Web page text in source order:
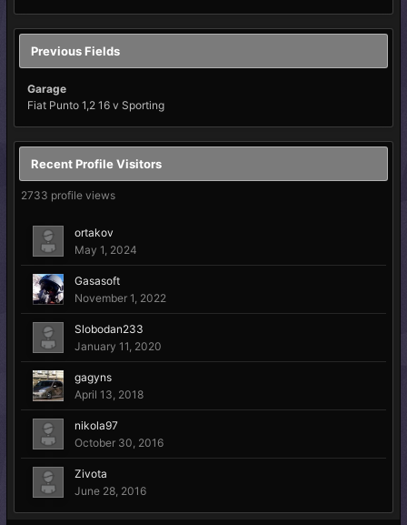
Previous Fields
Garage
Fiat Punto 1,2 16 v Sporting
Recent Profile Visitors
2733 profile views
ortakov
May 1, 2024
Gasasoft
November 1, 2022
Slobodan233
January 11, 2020
gagyns
April 13, 2018
nikola97
October 30, 2016
Zivota
June 28, 2016